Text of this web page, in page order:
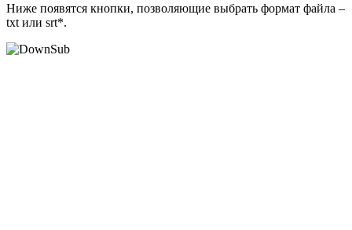
Ниже появятся кнопки, позволяющие выбрать формат файла –
txt или srt*.